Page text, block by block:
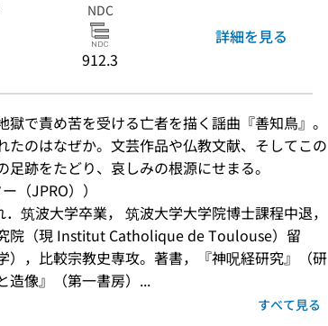
NDC
912.3
詳細を見る
で責め苦を受ける亡者を描く謡曲『善知鳥』。
たのはなぜか。文芸作品や仏教文献、そしてこの
跡をたどり、哀しみの根源にせまる。
（JPRO））
筑波大学卒業， 筑波大学大学院博士課程中退，
院（現 Institut Catholique de Toulouse）留
），比較宗教史専攻。著書，『神呪経研究』（研
造像』（第一書房）...
すべて見る